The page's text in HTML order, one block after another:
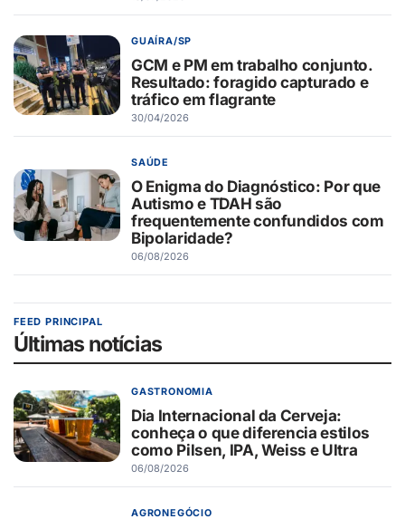
GUAÍRA/SP
GCM e PM em trabalho conjunto.
Resultado: foragido capturado e
tráfico em flagrante
30/04/2026
SAÚDE
O Enigma do Diagnóstico: Por que
Autismo e TDAH são
frequentemente confundidos com
Bipolaridade?
06/08/2026
FEED PRINCIPAL
Últimas notícias
GASTRONOMIA
Dia Internacional da Cerveja:
conheça o que diferencia estilos
como Pilsen, IPA, Weiss e Ultra
06/08/2026
AGRONEGÓCIO